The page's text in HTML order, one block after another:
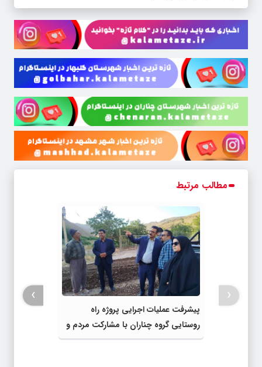
مطالب مرتبط
پیشرفت عملیات اجرایی پروژه راه
روستایی گروه چناران با مشارکت مردم و
اعتبارات دولتی
‹
›